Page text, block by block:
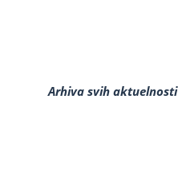
Arhiva svih aktuelnosti